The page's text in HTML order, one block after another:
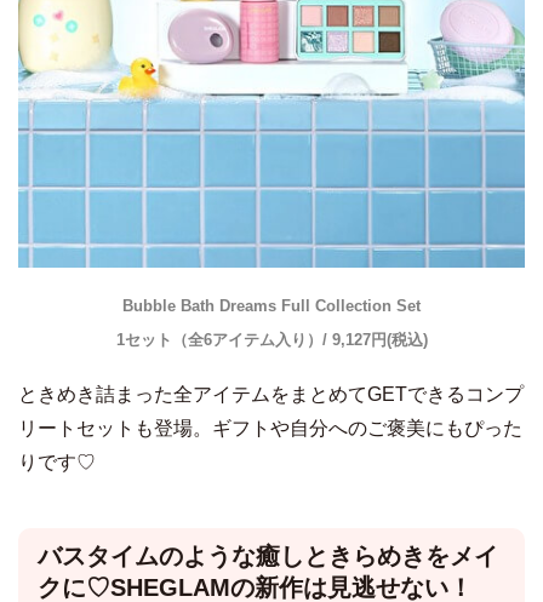
Bubble Bath Dreams Full Collection Set
1セット（全6アイテム入り）/ 9,127円(税込)
ときめき詰まった全アイテムをまとめてGETできるコンプ
リートセットも登場。ギフトや自分へのご褒美にもぴった
りです♡
バスタイムのような癒しときらめきをメイ
クに♡SHEGLAMの新作は見逃せない！